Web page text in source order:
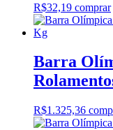
R$32,19 comprar
Barra
R$1.325,36